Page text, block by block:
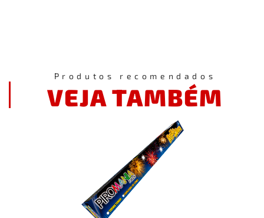
Produtos recomendados
VEJA TAMBÉM